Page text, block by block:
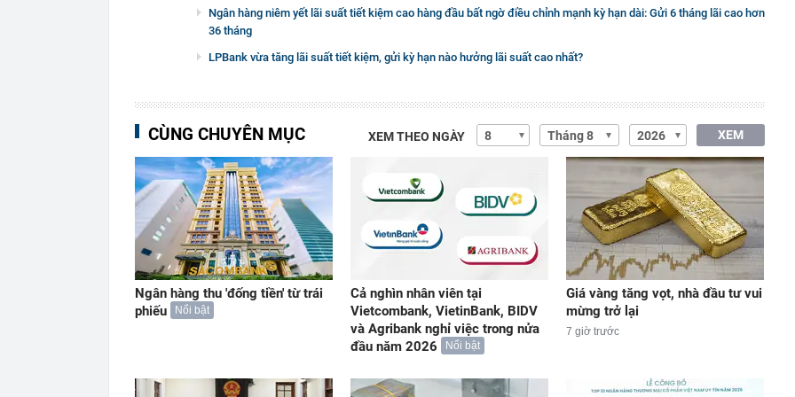
Ngân hàng niêm yết lãi suất tiết kiệm cao hàng đầu bất ngờ điều chỉnh mạnh kỳ hạn dài: Gửi 6 tháng lãi cao hơn
36 tháng
LPBank vừa tăng lãi suất tiết kiệm, gửi kỳ hạn nào hưởng lãi suất cao nhất?
CÙNG CHUYÊN MỤC XEM THEO NGÀY XEM
Ngân hàng thu 'đống tiền' từ trái
phiếu
Nổi bật
Cả nghìn nhân viên tại
Vietcombank, VietinBank, BIDV
và Agribank nghỉ việc trong nửa
đầu năm 2026
Nổi bật
Giá vàng tăng vọt, nhà đầu tư vui
mừng trở lại
7 giờ trước